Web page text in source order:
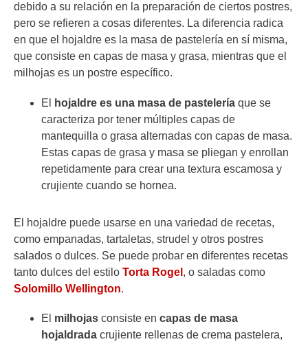
debido a su relación en la preparación de ciertos postres,
pero se refieren a cosas diferentes. La diferencia radica
en que el hojaldre es la masa de pastelería en sí misma,
que consiste en capas de masa y grasa, mientras que el
milhojas es un postre específico.
El hojaldre es una masa de pastelería que se
caracteriza por tener múltiples capas de
mantequilla o grasa alternadas con capas de masa.
Estas capas de grasa y masa se pliegan y enrollan
repetidamente para crear una textura escamosa y
crujiente cuando se hornea.
El hojaldre puede usarse en una variedad de recetas,
como empanadas, tartaletas, strudel y otros postres
salados o dulces. Se puede probar en diferentes recetas
tanto dulces del estilo Torta Rogel , o saladas como
Solomillo Wellington.
El milhojas consiste en capas de masa
hojaldrada crujiente rellenas de crema pastelera,